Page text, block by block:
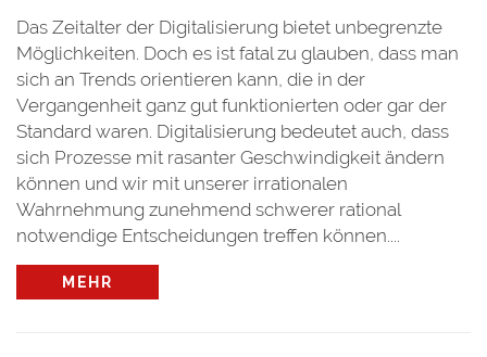
Das Zeitalter der Digitalisierung bietet unbegrenzte
Möglichkeiten. Doch es ist fatal zu glauben, dass man
sich an Trends orientieren kann, die in der
Vergangenheit ganz gut funktionierten oder gar der
Standard waren. Digitalisierung bedeutet auch, dass
sich Prozesse mit rasanter Geschwindigkeit ändern
können und wir mit unserer irrationalen
Wahrnehmung zunehmend schwerer rational
notwendige Entscheidungen treffen können....
MEHR